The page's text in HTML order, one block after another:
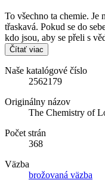
To všechno ta chemie. Je
třaskavá. Pokud se do
kdo jsou, aby se přeli s
Čítať viac
Naše katalógové číslo
2562179
Originálny názov
The Chemistry of
Počet strán
368
Väzba
brožovaná väzba